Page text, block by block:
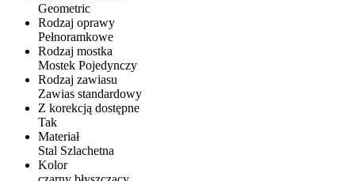
Geometric
Rodzaj oprawy
Pełnoramkowe
Rodzaj mostka
Mostek Pojedynczy
Rodzaj zawiasu
Zawias standardowy
Z korekcją dostępne
Tak
Materiał
Stal Szlachetna
Kolor